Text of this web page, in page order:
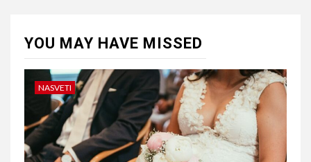
YOU MAY HAVE MISSED
NASVETI